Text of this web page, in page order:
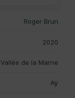
Roger Brun
2020
Vallée de la Marne
Aÿ